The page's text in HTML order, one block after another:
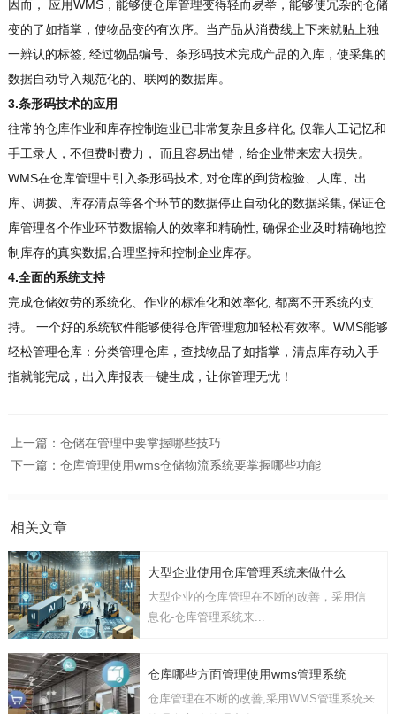
因而， 应用WMS，能够使仓库管理变得轻而易举，能够使冗杂的仓储
变的了如指掌，使物品变的有次序。当产品从消费线上下来就贴上独
一辨认的标签, 经过物品编号、条形码技术完成产品的入库，使采集的
数据自动导入规范化的、联网的数据库。
3.条形码技术的应用
往常的仓库作业和库存控制造业已非常复杂且多样化, 仅靠人工记忆和
手工录人，不但费时费力， 而且容易出错，给企业带来宏大损失。
WMS在仓库管理中引入条形码技术, 对仓库的到货检验、人库、出
库、调拨、库存清点等各个环节的数据停止自动化的数据采集, 保证仓
库管理各个作业环节数据输人的效率和精确性, 确保企业及时精确地控
制库存的真实数据,合理坚持和控制企业库存。
4.全面的系统支持
完成仓储效劳的系统化、作业的标准化和效率化, 都离不开系统的支
持。 一个好的系统软件能够使得仓库管理愈加轻松有效率。WMS能够
轻松管理仓库：分类管理仓库，查找物品了如指掌，清点库存动入手
指就能完成，出入库报表一键生成，让你管理无忧！
上一篇： 仓储在管理中要掌握哪些技巧
下一篇： 仓库管理使用wms仓储物流系统要掌握哪些功能
相关文章
大型企业使用仓库管理系统来做什么
大型企业的仓库管理在不断的改善，采用信
息化-仓库管理系统来...
仓库哪些方面管理使用wms管理系统
仓库管理在不断的改善,采用WMS管理系统来